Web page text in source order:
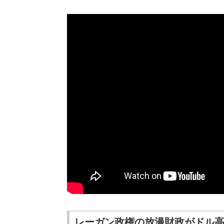
レーガン政権の放漫財政がドル